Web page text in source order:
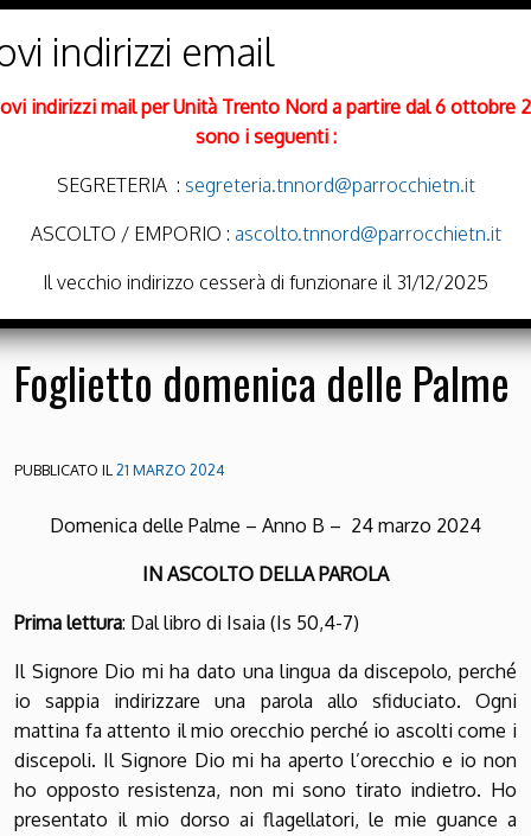
Trento Nord
DIOCESI DI TRENTO
Menu
Foglietto domenica delle Palme
PUBBLICATO IL21 MARZO 2024
Domenica delle Palme – Anno B – 24 marzo 2024
IN ASCOLTO DELLA PAROLA
Prima lettura: Dal libro di Isaia (Is 50,4-7)
Il Signore Dio mi ha dato una lingua da discepolo, perché
io sappia indirizzare una parola allo sfiduciato. Ogni
mattina fa attento il mio orecchio perché io ascolti come i
discepoli. Il Signore Dio mi ha aperto l’orecchio e io non
ho opposto resistenza, non mi sono tirato indietro. Ho
presentato il mio dorso ai flagellatori, le mie guance a
indirizzi mail per Unità Trento Nord a partire dal 6 ottobre
sono i seguenti :
SEGRETERIA : segreteria.tnnord@parrocchietn.it
ASCOLTO / EMPORIO : ascolto.tnnord@parrocchietn.it
Il vecchio indirizzo cesserà di funzionare il 31/12/2025